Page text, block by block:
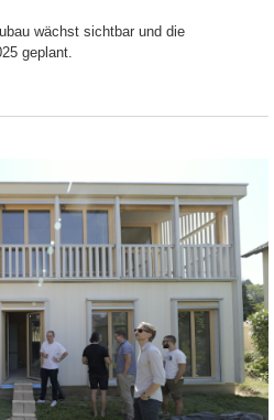
wächst sichtbar und die
geplant.